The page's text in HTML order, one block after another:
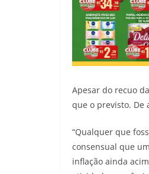
Apesar do recuo
que o previsto. De
“Qualquer que
consensual que
inflação ainda